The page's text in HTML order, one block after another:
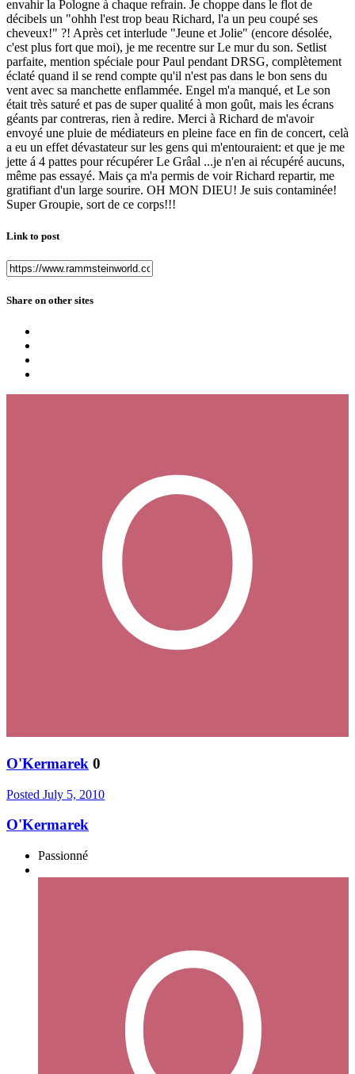
envahir la Pologne à chaque refrain. Je choppe dans le flot de
décibels un "ohhh l'est trop beau Richard, l'a un peu coupé ses
cheveux!" ?! Après cet interlude "Jeune et Jolie" (encore désolée,
c'est plus fort que moi), je me recentre sur Le mur du son. Setlist
parfaite, mention spéciale pour Paul pendant DRSG, complètement
éclaté quand il se rend compte qu'il n'est pas dans le bon sens du
vent avec sa manchette enflammée. Engel m'a manqué, et Le son
était très saturé et pas de super qualité à mon goût, mais les écrans
géants par contreras, rien à redire. Merci à Richard de m'avoir
envoyé une pluie de médiateurs en pleine face en fin de concert, celà
a eu un effet dévastateur sur les gens qui m'entouraient: et que je me
jette á 4 pattes pour récupérer Le Grâal ...je n'en ai récupéré aucuns,
même pas essayé. Mais ça m'a permis de voir Richard repartir, me
gratifiant d'un large sourire. OH MON DIEU! Je suis contaminée!
Super Groupie, sort de ce corps!!!
Link to post
Share on other sites
O'Kermarek 0
Posted July 5, 2010
O'Kermarek
Passionné